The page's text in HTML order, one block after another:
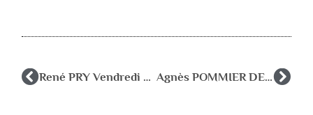
René PRY Vendredi session 1 Agnès POMMIER DE SANTI Vendredi session 1